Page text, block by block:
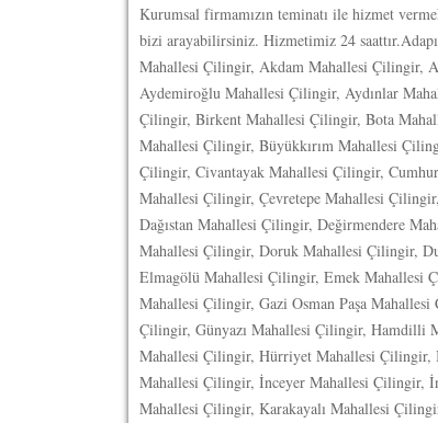
Kurumsal firmamızın teminatı ile hizmet
bizi arayabilirsiniz. Hizmetimiz 24 saattır.
Mahallesi Çilingir, Akdam Mahallesi Çilingir,
Aydemiroğlu Mahallesi Çilingir, Aydınlar
Çilingir, Birkent Mahallesi Çilingir, Bota
Mahallesi Çilingir, Büyükkırım Mahallesi
Çilingir, Civantayak Mahallesi Çilingir,
Mahallesi Çilingir, Çevretepe Mahallesi
Dağıstan Mahallesi Çilingir, Değirmendere
Mahallesi Çilingir, Doruk Mahallesi Çilingir,
Elmagölü Mahallesi Çilingir, Emek Mahallesi
Mahallesi Çilingir, Gazi Osman Paşa
Çilingir, Günyazı Mahallesi Çilingir, Hamdilli
Mahallesi Çilingir, Hürriyet Mahallesi Çilingir,
Mahallesi Çilingir, İnceyer Mahallesi Çilingir,
Mahallesi Çilingir, Karakayalı Mahallesi